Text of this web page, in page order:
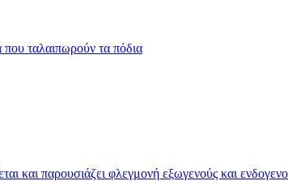
ταλαιπωρούν τα πόδια
και παρουσιάζει φλεγμονή εξωγενούς και